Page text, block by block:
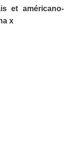
et américano-
x